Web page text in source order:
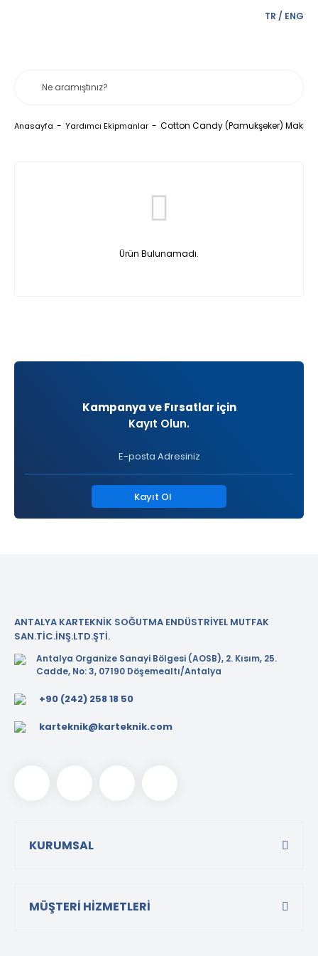
TR / ENG
Anasayfa Yardımcı Ekipmanlar Cotton Candy (Pamukşeker)
Ürün Bulunamadı.
Kampanya ve Fırsatlar için
Kayıt Olun.
Kayıt Ol
ANTALYA KARTEKNİK SOĞUTMA ENDÜSTRİYEL MUTFAK
SAN.TİC.İNŞ.LTD.ŞTİ.
Antalya Organize Sanayi Bölgesi (AOSB), 2. Kısım, 25.
Cadde, No: 3, 07190 Döşemealtı/Antalya
+90 (242) 258 18 50
karteknik@karteknik.com
KURUMSAL
MÜŞTERİ HİZMETLERİ